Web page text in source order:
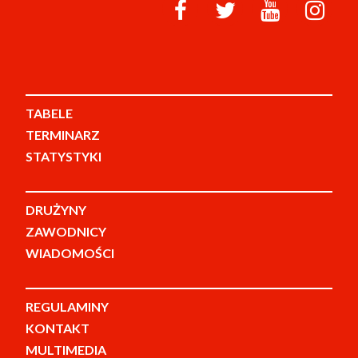
TABELE
TERMINARZ
STATYSTYKI
DRUŻYNY
ZAWODNICY
WIADOMOŚCI
REGULAMINY
KONTAKT
MULTIMEDIA